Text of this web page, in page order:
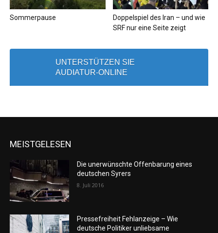
Sommerpause
Doppelspiel des Iran – und wie
SRF nur eine Seite zeigt
UNTERSTÜTZEN SIE
AUDIATUR-ONLINE
MEISTGELESEN
Die unerwünschte Offenbarung eines
deutschen Syrers
8. Juli 2016
Pressefreiheit Fehlanzeige – Wie
deutsche Politiker unliebsame